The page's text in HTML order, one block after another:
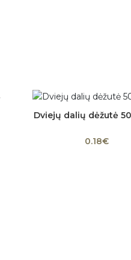
Į krepšelį
Dviejų dalių dėžutė
0.18€